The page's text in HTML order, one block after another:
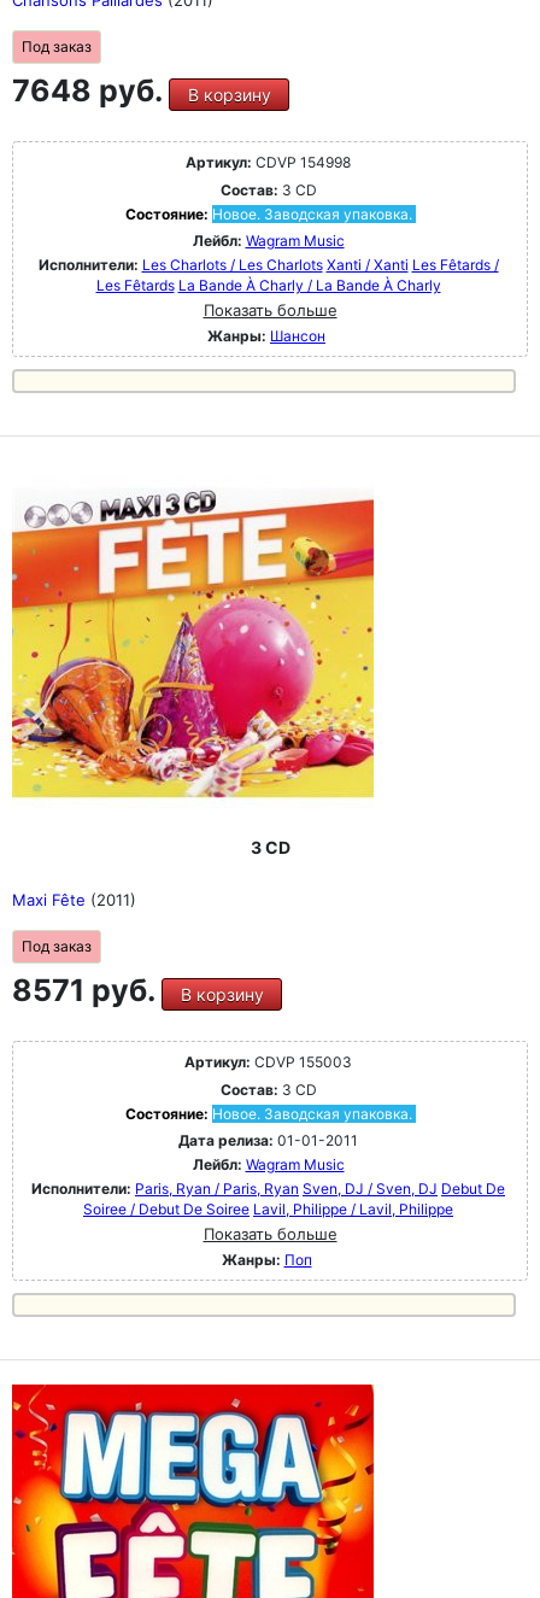
Под заказ
7648 руб. В корзину
Артикул: CDVP 154998
Состав: 3 CD
Состояние: Новое. Заводская упаковка.
Лейбл: Wagram Music
Исполнители: Les Charlots / Les Charlots Xanti / Xanti Les Fêtards /
Les Fêtards La Bande À Charly / La Bande À Charly
Показать больше
Жанры: Шансон
3 CD
Maxi Fête (2011)
Под заказ
8571 руб. В корзину
Артикул: CDVP 155003
Состав: 3 CD
Состояние: Новое. Заводская упаковка.
Дата релиза: 01-01-2011
Лейбл: Wagram Music
Исполнители: Paris, Ryan / Paris, Ryan Sven, DJ / Sven, DJ Debut De
Soiree / Debut De Soiree Lavil, Philippe / Lavil, Philippe
Показать больше
Жанры: Поп